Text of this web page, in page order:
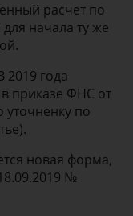
расчет по
начала ту же
2019 года
приказе ФНС от
по
новая форма,
№